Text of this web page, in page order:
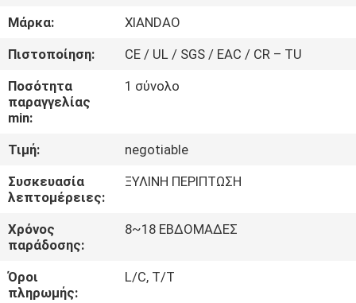
ΓΎΡΟΣ
ΕΡΓΟΣΤΑΣΊΩΝ
ΠΟΙΟΤΙΚΌΣ
ΈΛΕΓΧΟΣ
ΜΑΣ
ΕΛΆΤΕ
ΣΕ
ΕΠΑΦΉ
ΜΕ
Μάρκα:
XIANDAO
Πιστοποίηση:
CE / UL / SGS / EAC / CR – TU
Ποσότητα
παραγγελίας
min:
1 σύνολο
Τιμή:
negotiable
Συσκευασία
λεπτομέρειες:
ΞΥΛΙΝΗ ΠΕΡΙΠΤΩΣΗ
Χρόνος
παράδοσης:
8~18 ΕΒΔΟΜΑΔΕΣ
Όροι
πληρωμής:
L/C, T/T